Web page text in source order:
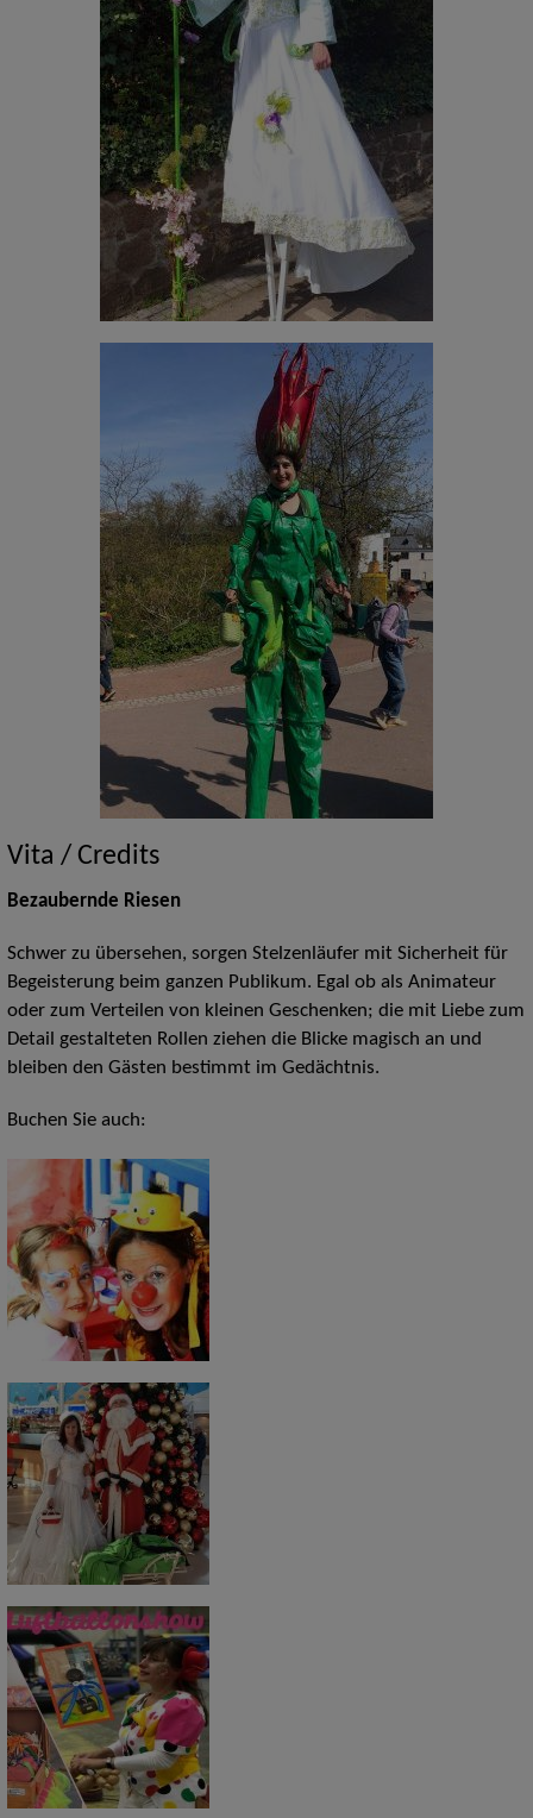
Vita / Credits
Bezaubernde Riesen
Schwer zu übersehen, sorgen Stelzenläufer mit Sicherheit für
Begeisterung beim ganzen Publikum. Egal ob als Animateur
oder zum Verteilen von kleinen Geschenken; die mit Liebe zum
Detail gestalteten Rollen ziehen die Blicke magisch an und
bleiben den Gästen bestimmt im Gedächtnis.
Buchen Sie auch: